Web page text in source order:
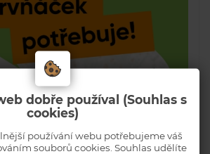
dobře používal (Souhlas s
cookies)
používání webu potřebujeme váš
souborů cookies. Souhlas udělíte